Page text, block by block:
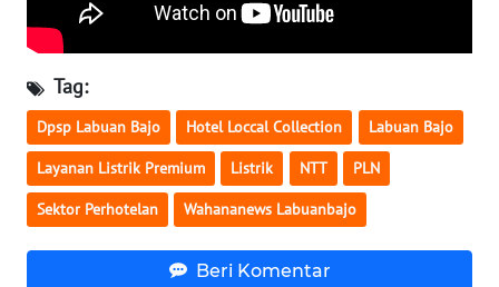
Tag:
Dpsp Labuan Bajo Hotel Loccal Collection Labuan Bajo
Layanan Listrik Premium Listrik NTT PLN
Sektor Perhotelan Wahananews Labuanbajo
Beri Komentar
WN
SUMBAR
WN
SUMSEL
WN
BENGKULU